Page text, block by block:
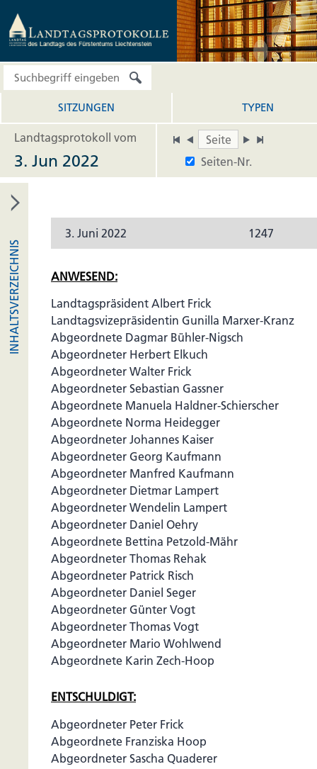
SITZUNGEN TYPEN
Landtagsprotokoll vom
Seiten-Nr.
3. Jun 2022
INHALTSVERZEICHNIS
3. Juni 2022 1247
ANWESEND:
Landtagspräsident Albert Frick
Landtagsvizepräsidentin Gunilla Marxer-Kranz
Abgeordnete Dagmar Bühler-Nigsch
Abgeordneter Herbert Elkuch
Abgeordneter Walter Frick
Abgeordneter Sebastian Gassner
Abgeordnete Manuela Haldner-Schierscher
Abgeordnete Norma Heidegger
Abgeordneter Johannes Kaiser
Abgeordneter Georg Kaufmann
Abgeordneter Manfred Kaufmann
Abgeordneter Dietmar Lampert
Abgeordneter Wendelin Lampert
Abgeordneter Daniel Oehry
Abgeordnete Bettina Petzold-Mähr
Abgeordneter Thomas Rehak
Abgeordneter Patrick Risch
Abgeordneter Daniel Seger
Abgeordneter Günter Vogt
Abgeordneter Thomas Vogt
Abgeordneter Mario Wohlwend
Abgeordnete Karin Zech-Hoop
ENTSCHULDIGT:
Abgeordneter Peter Frick
Abgeordnete Franziska Hoop
Abgeordneter Sascha Quaderer